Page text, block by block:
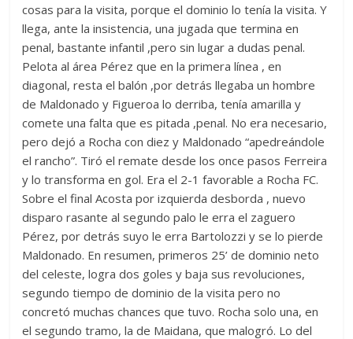
cosas para la visita, porque el dominio lo tenía la visita. Y
llega, ante la insistencia, una jugada que termina en
penal, bastante infantil ,pero sin lugar a dudas penal.
Pelota al área Pérez que en la primera línea , en
diagonal, resta el balón ,por detrás llegaba un hombre
de Maldonado y Figueroa lo derriba, tenía amarilla y
comete una falta que es pitada ,penal. No era necesario,
pero dejó a Rocha con diez y Maldonado “apedreándole
el rancho”. Tiró el remate desde los once pasos Ferreira
y lo transforma en gol. Era el 2-1 favorable a Rocha FC.
Sobre el final Acosta por izquierda desborda , nuevo
disparo rasante al segundo palo le erra el zaguero
Pérez, por detrás suyo le erra Bartolozzi y se lo pierde
Maldonado. En resumen, primeros 25’ de dominio neto
del celeste, logra dos goles y baja sus revoluciones,
segundo tiempo de dominio de la visita pero no
concretó muchas chances que tuvo. Rocha solo una, en
el segundo tramo, la de Maidana, que malogró. Lo del